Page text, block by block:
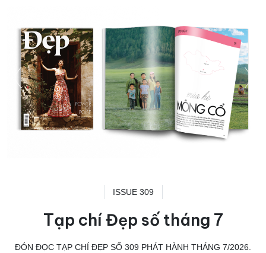
ISSUE 309
Tạp chí Đẹp số tháng 7
ĐÓN ĐỌC TẠP CHÍ ĐẸP SỐ 309 PHÁT HÀNH THÁNG 7/2026.